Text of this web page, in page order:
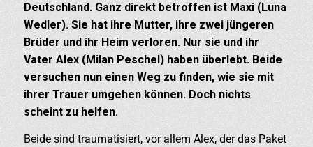
Deutschland. Ganz direkt betroffen ist Maxi (Luna
Wedler). Sie hat ihre Mutter, ihre zwei jüngeren
Brüder und ihr Heim verloren. Nur sie und ihr
Vater Alex (Milan Peschel) haben überlebt. Beide
versuchen nun einen Weg zu finden, wie sie mit
ihrer Trauer umgehen können. Doch nichts
scheint zu helfen.
Beide sind traumatisiert, vor allem Alex, der das Paket